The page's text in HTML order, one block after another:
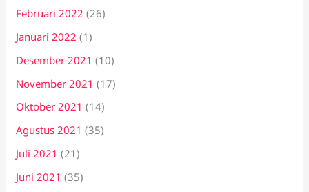
Februari 2022 (26)
Januari 2022 (1)
Desember 2021 (10)
November 2021 (17)
Oktober 2021 (14)
Agustus 2021 (35)
Juli 2021 (21)
Juni 2021 (35)